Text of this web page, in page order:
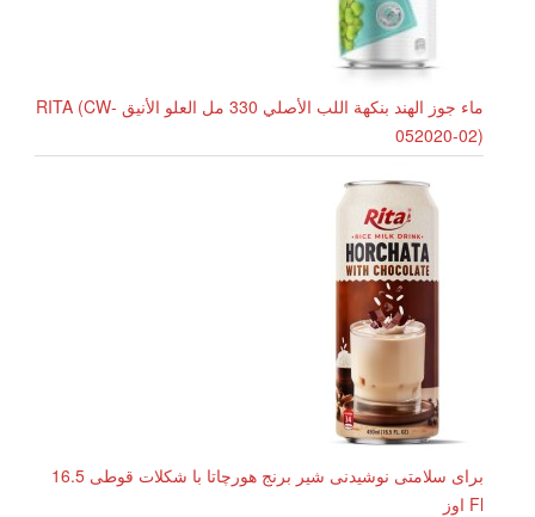
ماء جوز الهند بنكهة اللب الأصلي 330 مل العلو الأنيق RITA (CW-
052020-02)
برای سلامتی نوشیدنی شیر برنج هورچاتا با شکلات قوطی 16.5
Fl اوز